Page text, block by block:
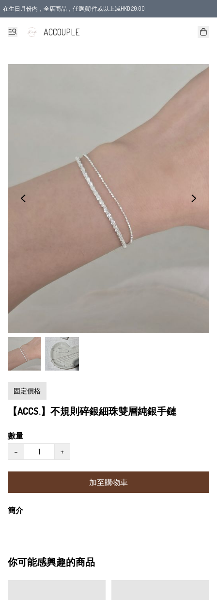
在生日月份内，全店商品，任選買1件或以上減HKD 20.00
ACCOUPLE
固定價格
【ACCS.】不規則碎銀細珠雙層純銀手鏈
數量
−
+
加至購物車
簡介 −
你可能感興趣的商品